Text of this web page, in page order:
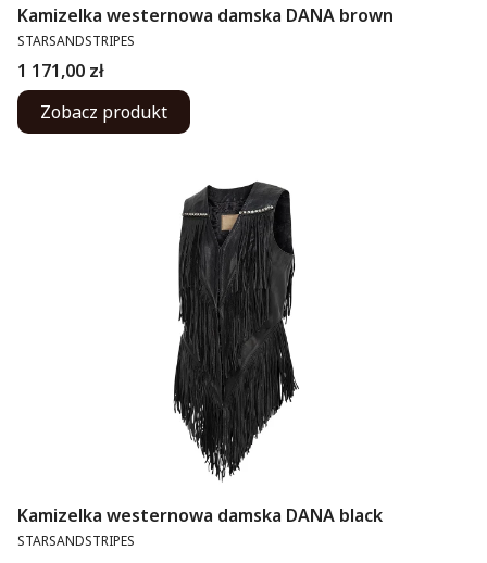
Kamizelka westernowa damska DANA brown
PRODUCENT
STARSANDSTRIPES
Cena
1 171,00 zł
Zobacz produkt
Kamizelka westernowa damska DANA black
PRODUCENT
STARSANDSTRIPES